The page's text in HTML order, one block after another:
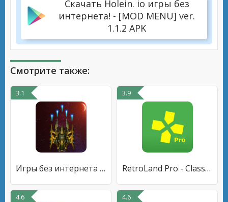
Скачать Holein. io игры без
интернета! - [MOD MENU] ver.
1.1.2 APK
Смотрите также:
3.1
Игры без интернета Galaxy
3.9
RetroLand Pro - Classic Retro
4.6 4.6